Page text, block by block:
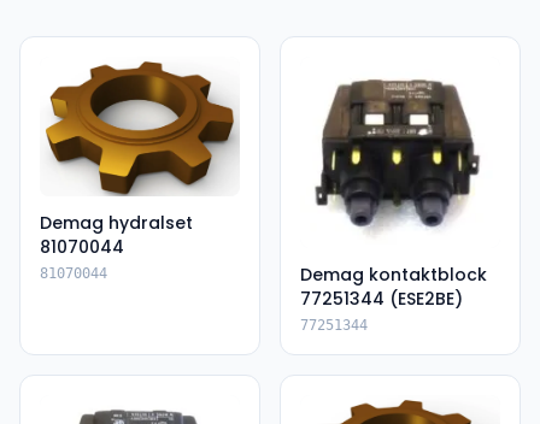
Demag hydralset
81070044
81070044
Demag kontaktblock
77251344 (ESE2BE)
77251344